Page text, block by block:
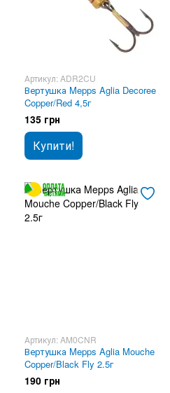
Артикул: ADR2CU
Вертушка Mepps Aglia Decoree
Copper/Red 4,5г
135 грн
Купити!
Артикул: AM0CNR
Вертушка Mepps Aglia Mouche
Copper/Black Fly 2.5г
190 грн